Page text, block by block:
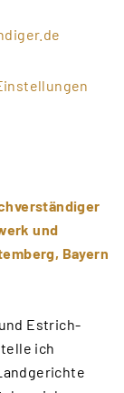
und
Bayern
Estrich-
ich